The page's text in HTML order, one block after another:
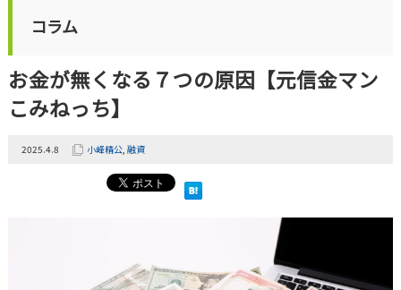
コラム
お金が無くなる７つの原因【元信金マン
こみねっち】
2025.4.8 小峰精公, 融資